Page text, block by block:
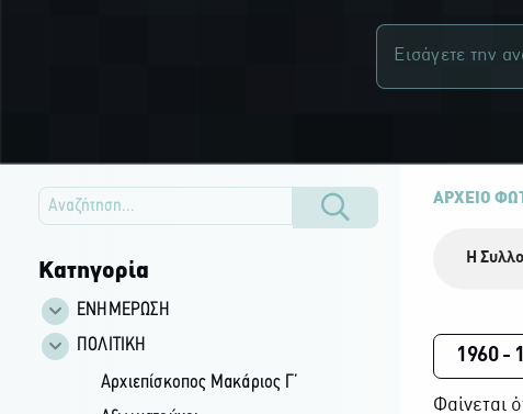
Κατηγορία
ΕΝΗΜΕΡΩΣΗ
ΠΟΛΙΤΙΚΗ
Αρχιεπίσκοπος Μακάριος Γ’
ΑΡΧΕΙΟ
Η
1960 -
Φαίνεται